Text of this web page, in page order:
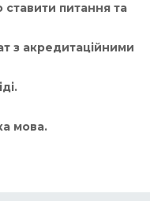
питання та
з акредитаційними
мова.